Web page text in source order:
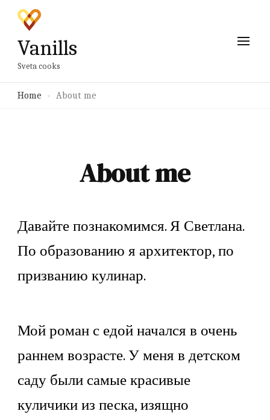
Vanills
Sveta cooks
Home About me
About me
Давайте познакомимся. Я Светлана.
По образованию я архитектор, по
призванию кулинар.
Мой роман с едой начался в очень
раннем возрасте. У меня в детском
саду были самые красивые
куличики из песка, изящно